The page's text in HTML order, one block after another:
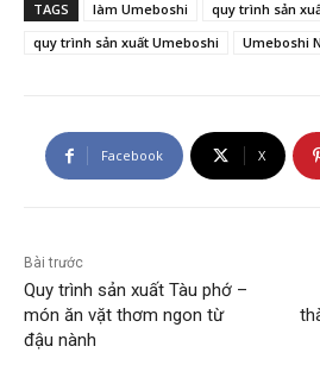
TAGS làm Umeboshi
quy trình sản
quy trình sản xuất Umeboshi
Umeboshi
Facebook X
Bài trước
Quy trình sản xuất Tàu phớ –
món ăn vặt thơm ngon từ
đậu nành